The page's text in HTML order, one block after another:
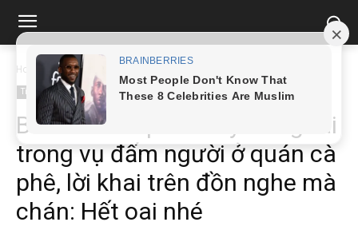
Home Tin tức
Tin tức
B:ắt khẩn cấp “thư ký” tổng tài
trong vụ đấm người ở quán cà
phê, lời khai trên đồn nghe mà
chán: Hết oai nhé